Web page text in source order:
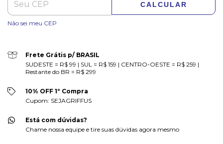
CALCULAR
Não sei meu CEP
Frete Grátis p/ BRASIL
SUDESTE = R$ 99 | SUL = R$ 159 | CENTRO-OESTE = R$ 259 |
Restante do BR = R$ 299
10% OFF 1º Compra
Cupom: SEJAGRIFFUS
Está com dúvidas?
Chame nossa equipe e tire suas dúvidas agora mesmo